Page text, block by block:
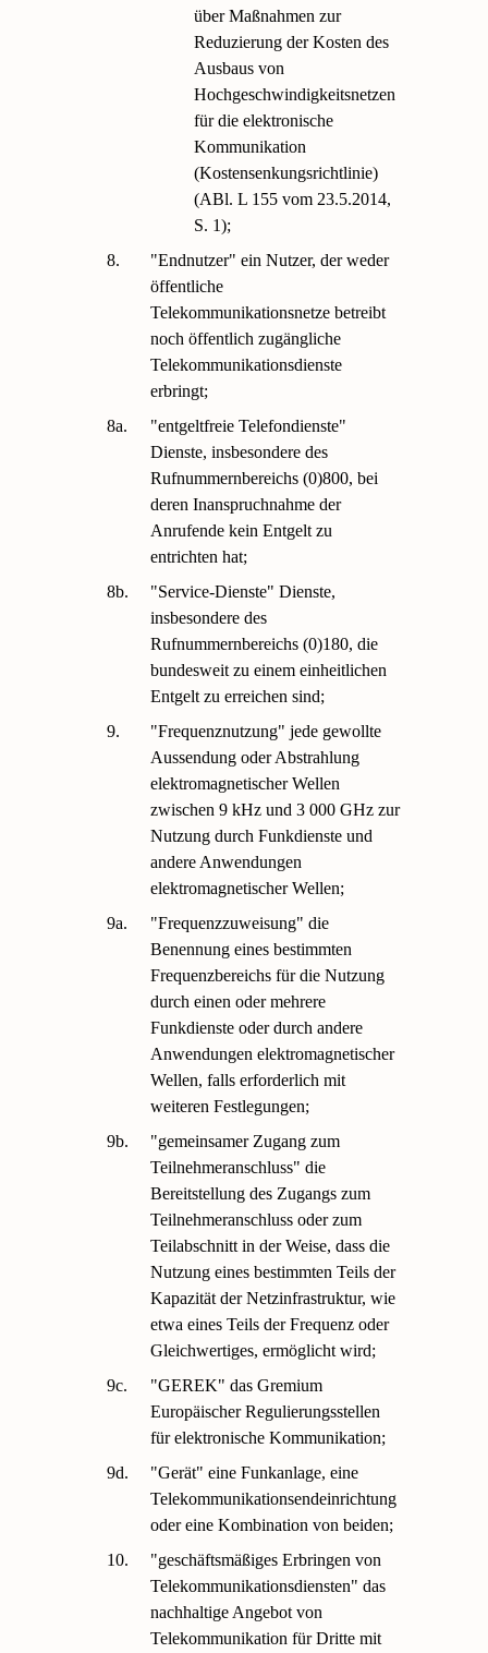
über Maßnahmen zur
Reduzierung der Kosten des
Ausbaus von
Hochgeschwindigkeitsnetzen
für die elektronische
Kommunikation
(Kostensenkungsrichtlinie)
(ABl. L 155 vom 23.5.2014,
S. 1);
8.
"Endnutzer" ein Nutzer, der weder
öffentliche
Telekommunikationsnetze betreibt
noch öffentlich zugängliche
Telekommunikationsdienste
erbringt;
8a.
"entgeltfreie Telefondienste"
Dienste, insbesondere des
Rufnummernbereichs (0)800, bei
deren Inanspruchnahme der
Anrufende kein Entgelt zu
entrichten hat;
8b.
"Service-Dienste" Dienste,
insbesondere des
Rufnummernbereichs (0)180, die
bundesweit zu einem einheitlichen
Entgelt zu erreichen sind;
9.
"Frequenznutzung" jede gewollte
Aussendung oder Abstrahlung
elektromagnetischer Wellen
zwischen 9 kHz und 3 000 GHz zur
Nutzung durch Funkdienste und
andere Anwendungen
elektromagnetischer Wellen;
9a.
"Frequenzzuweisung" die
Benennung eines bestimmten
Frequenzbereichs für die Nutzung
durch einen oder mehrere
Funkdienste oder durch andere
Anwendungen elektromagnetischer
Wellen, falls erforderlich mit
weiteren Festlegungen;
9b.
"gemeinsamer Zugang zum
Teilnehmeranschluss" die
Bereitstellung des Zugangs zum
Teilnehmeranschluss oder zum
Teilabschnitt in der Weise, dass die
Nutzung eines bestimmten Teils der
Kapazität der Netzinfrastruktur, wie
etwa eines Teils der Frequenz oder
Gleichwertiges, ermöglicht wird;
9c.
"GEREK" das Gremium
Europäischer Regulierungsstellen
für elektronische Kommunikation;
9d.
"Gerät" eine Funkanlage, eine
Telekommunikationsendeinrichtung
oder eine Kombination von beiden;
10.
"geschäftsmäßiges Erbringen von
Telekommunikationsdiensten" das
nachhaltige Angebot von
Telekommunikation für Dritte mit